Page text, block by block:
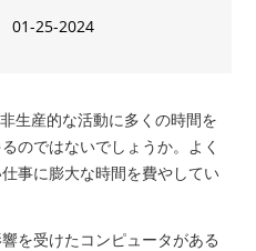
01-25-2024
生産的な活動に多くの時間を
のではないでしょうか。よく
事に膨大な時間を費やしてい
を受けたコンピュータがある